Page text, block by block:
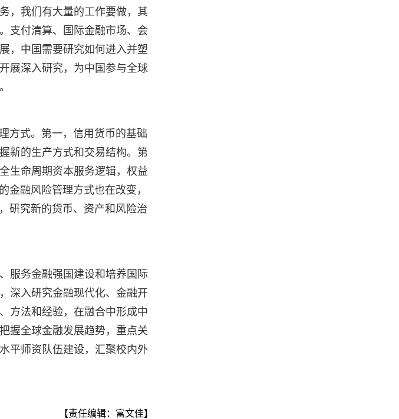
，我们有大量的工作要做，其
支付清算、国际金融市场、会
，中国需要研究如何进入并塑
展深入研究，为中国参与全球
方式。第一，信用货币的基础
新的生产方式和交易结构。第
生命周期资本服务逻辑，权益
金融风险管理方式也在改变，
研究新的货币、资产和风险治
服务金融强国建设和培养国际
深入研究金融现代化、金融开
方法和经验，在融合中形成中
握全球金融发展趋势，重点关
平师资队伍建设，汇聚校内外
【责任编辑：富文佳】